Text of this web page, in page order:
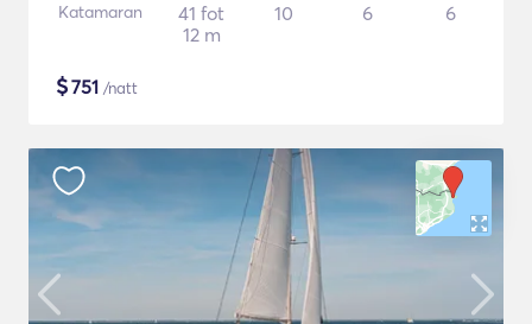
Katamaran
41 fot
12 m
10 6 6
$751 /natt